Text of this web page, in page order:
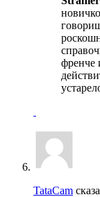
френче
TataCam